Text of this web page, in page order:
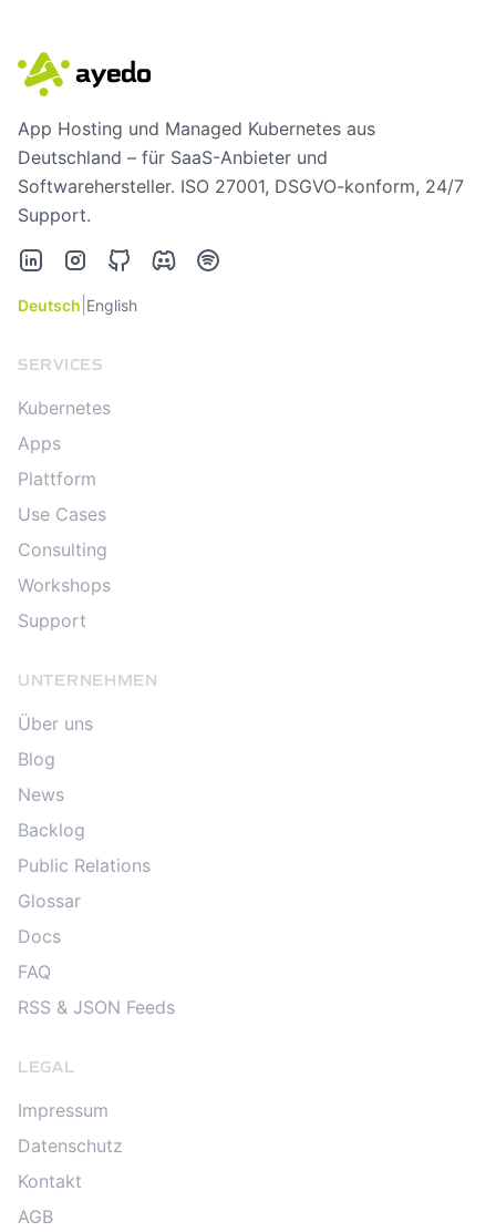
App Hosting und Managed Kubernetes aus
Deutschland – für SaaS-Anbieter und
Softwarehersteller. ISO 27001, DSGVO-konform, 24/7
Support.
LinkedInInstagramGitHubDiscordSpotify
Deutsch English
SERVICES
Kubernetes
Apps
Plattform
Use Cases
Consulting
Workshops
Support
UNTERNEHMEN
Über uns
Blog
News
Backlog
Public Relations
Glossar
Docs
FAQ
RSS & JSON Feeds
LEGAL
Impressum
Datenschutz
Kontakt
AGB